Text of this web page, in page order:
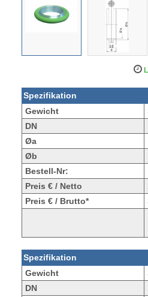
Spezifikation
Gewicht
DN
Øa
Øb
Bestell-Nr:
Preis € / Netto
Preis € / Brutto*
Spezifikation
Gewicht
DN